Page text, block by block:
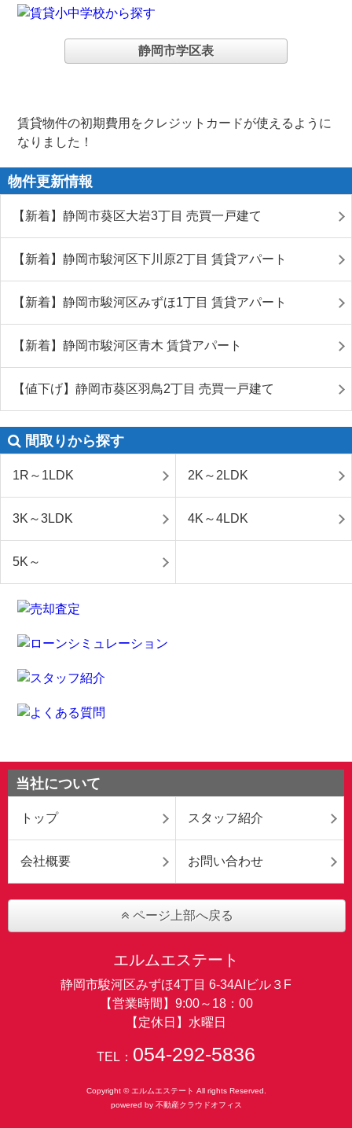
静岡市学区表
賃貸物件の初期費用をクレジットカードが使えるように
なりました！
物件更新情報
【新着】静岡市葵区大岩3丁目 売買一戸建て
【新着】静岡市駿河区下川原2丁目 賃貸アパート
【新着】静岡市駿河区みずほ1丁目 賃貸アパート
【新着】静岡市駿河区青木 賃貸アパート
【値下げ】静岡市葵区羽鳥2丁目 売買一戸建て
間取りから探す
1R～1LDK 2K～2LDK
3K～3LDK 4K～4LDK
5K～
当社について
トップ スタッフ紹介
会社概要 お問い合わせ
ページ上部へ戻る
エルムエステート
静岡市駿河区みずほ4丁目 6-34AIビル３F
【営業時間】9:00～18：00
【定休日】水曜日
TEL： 054-292-5836
Copyright © エルムエステート All rights Reserved.
powered by 不動産クラウドオフィス